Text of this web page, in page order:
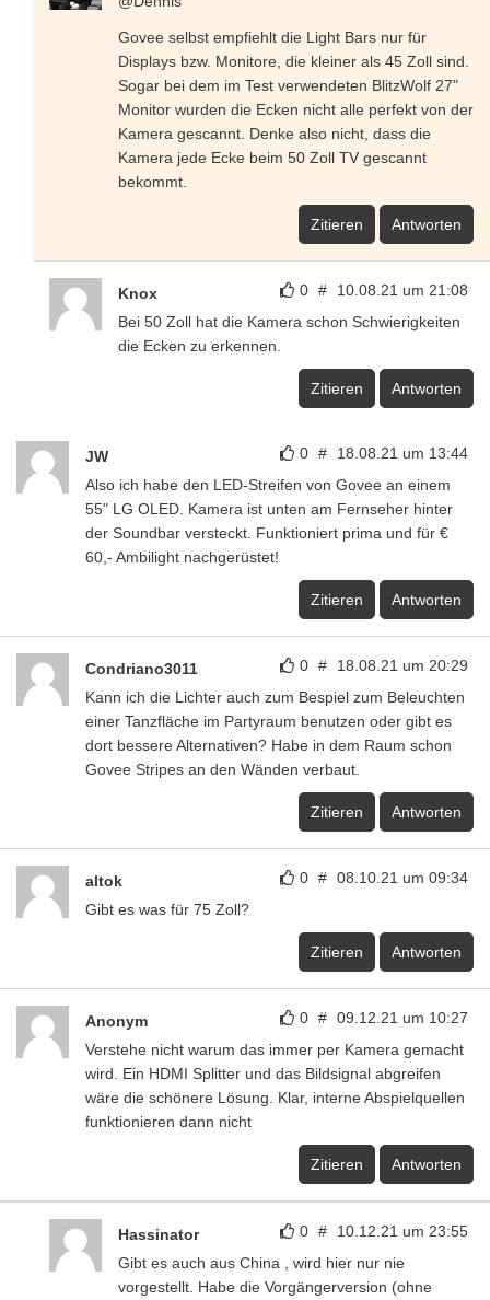
Govee selbst empfiehlt die Light Bars nur für
Displays bzw. Monitore, die kleiner als 45 Zoll sind.
Sogar bei dem im Test verwendeten BlitzWolf 27"
Monitor wurden die Ecken nicht alle perfekt von der
Kamera gescannt. Denke also nicht, dass die
Kamera jede Ecke beim 50 Zoll TV gescannt
bekommt.
Zitieren Antworten
0 # 10.08.21 um 21:08
Knox
Bei 50 Zoll hat die Kamera schon Schwierigkeiten
die Ecken zu erkennen.
Zitieren Antworten
0 # 18.08.21 um 13:44
JW
Also ich habe den LED-Streifen von Govee an einem
55" LG OLED. Kamera ist unten am Fernseher hinter
der Soundbar versteckt. Funktioniert prima und für €
60,- Ambilight nachgerüstet!
Zitieren Antworten
0 # 18.08.21 um 20:29
Condriano3011
Kann ich die Lichter auch zum Bespiel zum Beleuchten
einer Tanzfläche im Partyraum benutzen oder gibt es
dort bessere Alternativen? Habe in dem Raum schon
Govee Stripes an den Wänden verbaut.
Zitieren Antworten
0 # 08.10.21 um 09:34
altok
Gibt es was für 75 Zoll?
Zitieren Antworten
0 # 09.12.21 um 10:27
Anonym
Verstehe nicht warum das immer per Kamera gemacht
wird. Ein HDMI Splitter und das Bildsignal abgreifen
wäre die schönere Lösung. Klar, interne Abspielquellen
funktionieren dann nicht
Zitieren Antworten
0 # 10.12.21 um 23:55
Hassinator
Gibt es auch aus China , wird hier nur nie
vorgestellt. Habe die Vorgängerversion (ohne